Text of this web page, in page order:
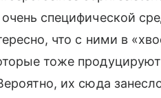
специфической
что с ними в
тоже
их сюда